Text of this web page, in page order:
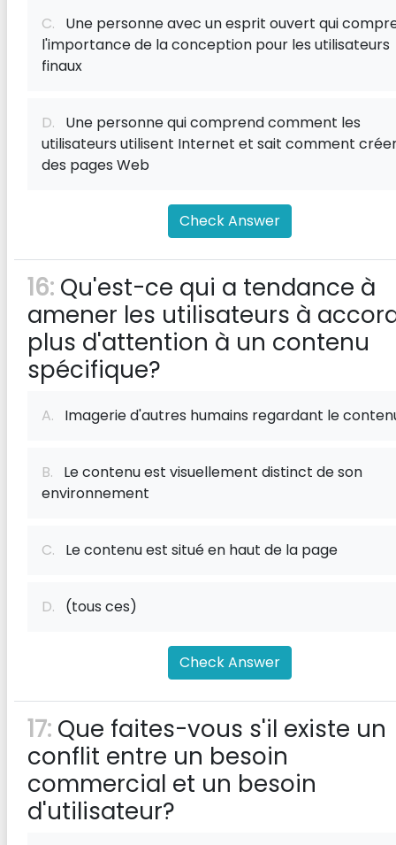
C. Une personne avec un esprit ouvert qui
l'importance de la conception pour les utilisateurs
finaux
D. Une personne qui comprend comment les
utilisateurs utilisent Internet et sait comment
des pages Web
Check Answer
16: Qu'est-ce qui a tendance à
amener les utilisateurs à
plus d'attention à un contenu
spécifique?
A. Imagerie d'autres humains regardant le
B. Le contenu est visuellement distinct de son
environnement
C. Le contenu est situé en haut de la page
D. (tous ces)
Check Answer
17: Que faites-vous s'il existe un
conflit entre un besoin
commercial et un besoin
d'utilisateur?